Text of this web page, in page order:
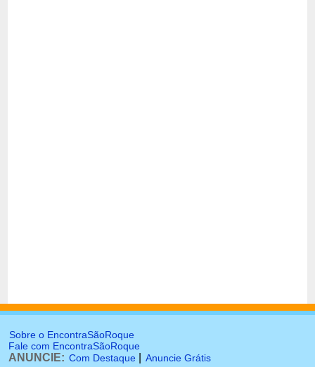
Sobre o EncontraSãoRoque
Fale com EncontraSãoRoque
ANUNCIE: Com Destaque Anuncie Grátis